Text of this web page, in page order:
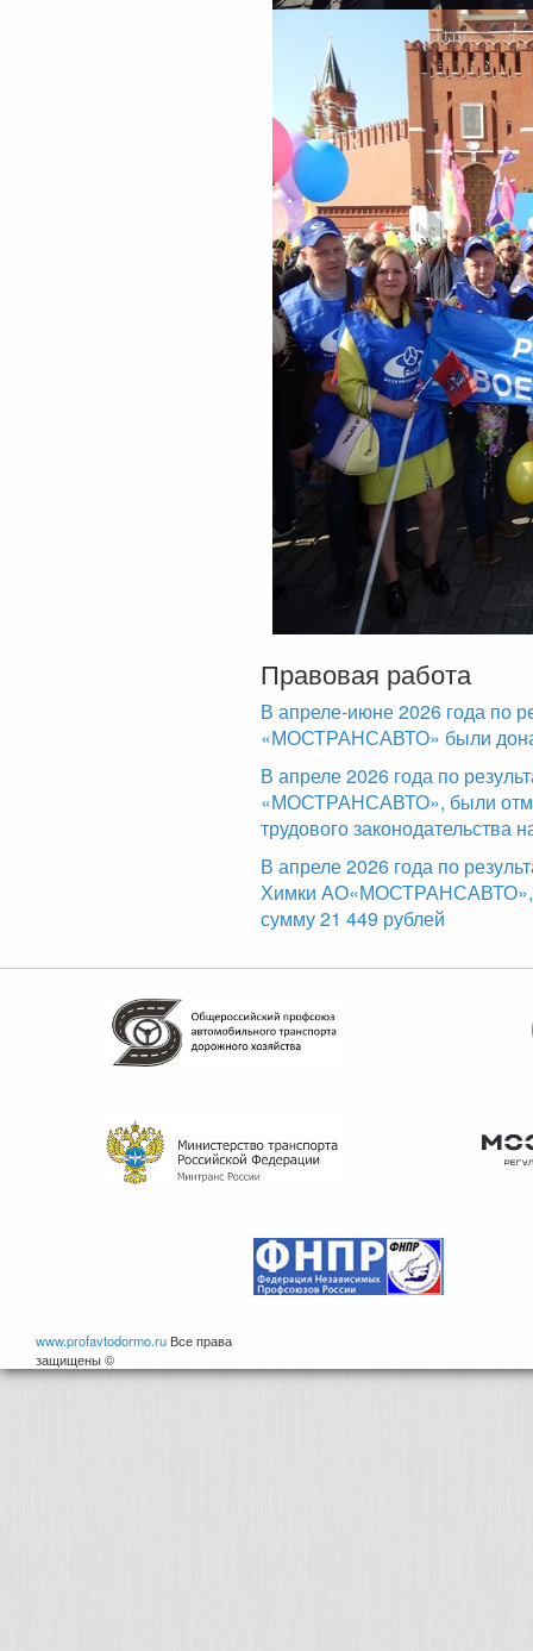
Правовая работа
В апреле-июне 2026 года по
«МОСТРАНСАВТО» были
В апреле 2026 года по
«МОСТРАНСАВТО», были
трудового
В апреле 2026 года по
Химки АО«МОСТРАНСАВТО»,
сумму 21 449 рублей
www.profavtodormo.ru Все права
защищены ©